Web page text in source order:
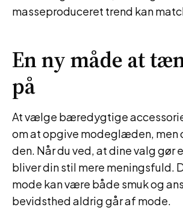
masseproduceret trend kan
En ny måde at
på
At vælge bæredygtige
om at opgive modeglæden, men
den. Når du ved, at dine valg gør
bliver din stil mere meningsfuld.
mode kan være både smuk og
bevidsthed aldrig går af mode.